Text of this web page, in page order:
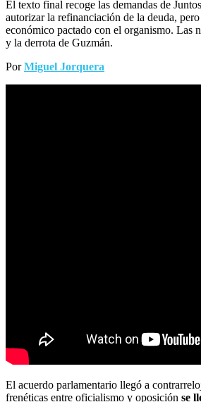
El texto final recoge las demandas de
autorizar la refinanciación de la deuda,
económico pactado con el organismo. Las
y la derrota de Guzmán.
PorMiguel Jorquera
El acuerdo parlamentario llegó a
frenéticas entre oficialismo y oposición se